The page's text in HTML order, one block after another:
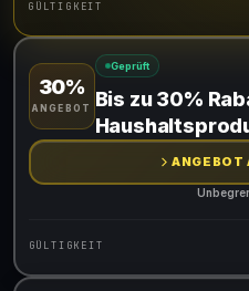
GÜLTIGKEIT
Gültig für teilnehmende
30%
ANGEBOT
Geprüft
Bis zu 30%
ANGEBOT
GÜLTIGKEIT